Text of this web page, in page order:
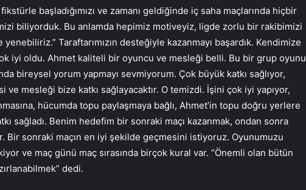
başladığımızı ve zamanı geldiğinde iç saha maçlarında hiçbir
biliyorduk. Bu anlamda hepimiz motiveyiz, ligde zorlu bir rakibimizi
Taraftarımızın desteğiyle kazanmayı başardık. Kendimize
iyi oldu. Ahmet kaliteli bir oyuncu ve mesleği belli. Bu bir grup oyunu
bireysel yorum yapmayı sevmiyorum. Çok büyük katkı sağlıyor,
ve mesleği bize katkı sağlayacaktır. O temizdi. İşini çok iyi yapıyor,
hücumda topu paylaşmaya bağlı, Ahmet’in topu doğru yerlere
sağladı. Benim hedefim bir sonraki maçı kazanmak, ondan sonra
Bir sonraki maçın en iyi şekilde geçmesini istiyoruz. Oyunumuzu
ve maç günü maç sırasında birçok kural var. “Önemli olan bütün
dedi.